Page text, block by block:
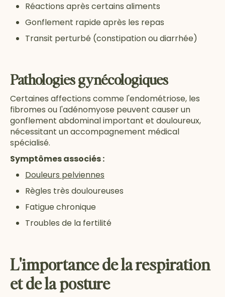
Réactions après certains aliments
Gonflement rapide après les repas
Transit perturbé (constipation ou diarrhée)
Pathologies gynécologiques
Certaines affections comme l'endométriose, les
fibromes ou l'adénomyose peuvent causer un
gonflement abdominal important et douloureux,
nécessitant un accompagnement médical
spécialisé.
Symptômes associés :
Douleurs pelviennes
Règles très douloureuses
Fatigue chronique
Troubles de la fertilité
L'importance de la respiration
et de la posture